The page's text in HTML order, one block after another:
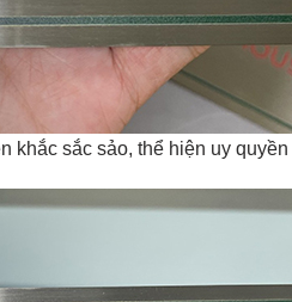
khắc sắc sảo, thể hiện uy